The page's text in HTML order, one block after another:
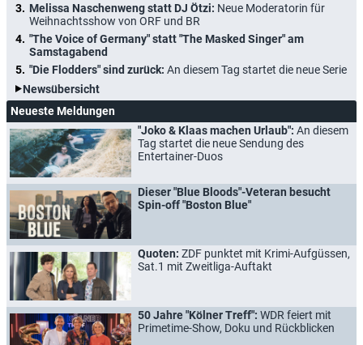
Melissa Naschenweng statt DJ Ötzi: Neue Moderatorin für
Weihnachtsshow von ORF und BR
"The Voice of Germany" statt "The Masked Singer" am
Samstagabend
"Die Flodders" sind zurück: An diesem Tag startet die neue Serie
Newsübersicht
Neueste Meldungen
"Joko & Klaas machen Urlaub": An diesem
Tag startet die neue Sendung des
Entertainer-Duos
Dieser "Blue Bloods"-Veteran besucht
Spin-off "Boston Blue"
Quoten: ZDF punktet mit Krimi-Aufgüssen,
Sat.1 mit Zweitliga-Auftakt
50 Jahre "Kölner Treff": WDR feiert mit
Primetime-Show, Doku und Rückblicken